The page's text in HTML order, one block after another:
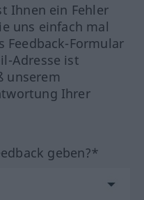
Ihnen ein Fehler
uns einfach mal
Feedback-Formular
Adresse ist
unserem
Ihrer
geben?*